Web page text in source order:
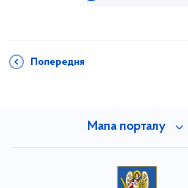
Попередня
Мапа порталу